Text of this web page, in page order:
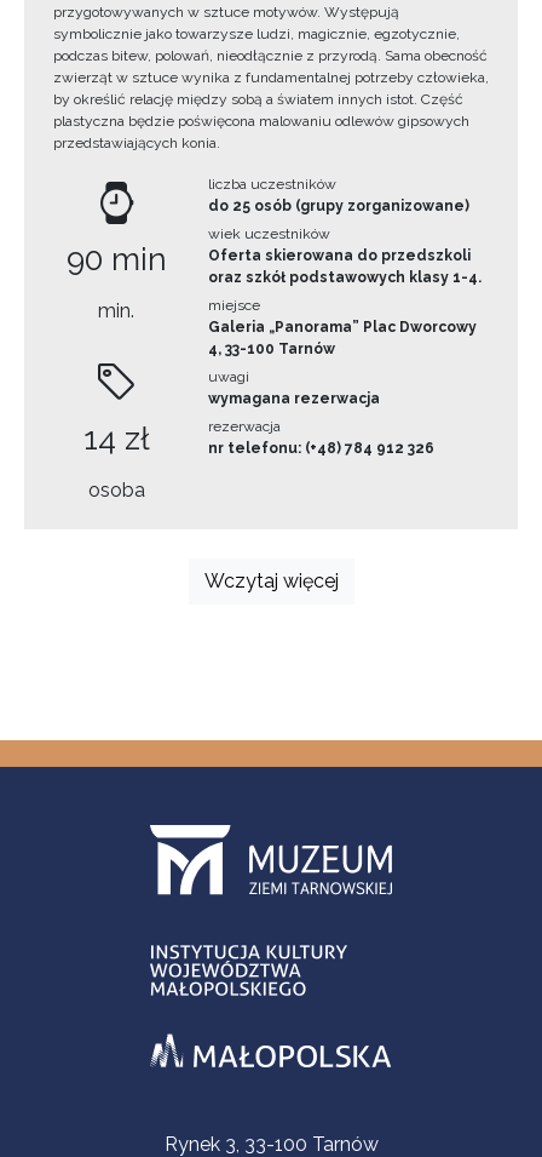
przygotowywanych w sztuce motywów. Występują
symbolicznie jako towarzysze ludzi, magicznie, egzotycznie,
podczas bitew, polowań, nieodłącznie z przyrodą. Sama obecność
zwierząt w sztuce wynika z fundamentalnej potrzeby człowieka,
by określić relację między sobą a światem innych istot. Część
plastyczna będzie poświęcona malowaniu odlewów gipsowych
przedstawiających konia.
90 min
min.
14 zł
osoba
liczba uczestników
do 25 osób (grupy zorganizowane)
wiek uczestników
Oferta skierowana do przedszkoli
oraz szkół podstawowych klasy 1-4.
miejsce
Galeria „Panorama” Plac Dworcowy
4, 33-100 Tarnów
uwagi
wymagana rezerwacja
rezerwacja
nr telefonu: (+48) 784 912 326
Wczytaj więcej
Informacje kontaktoweRynek 3, 33-100 Tarnów